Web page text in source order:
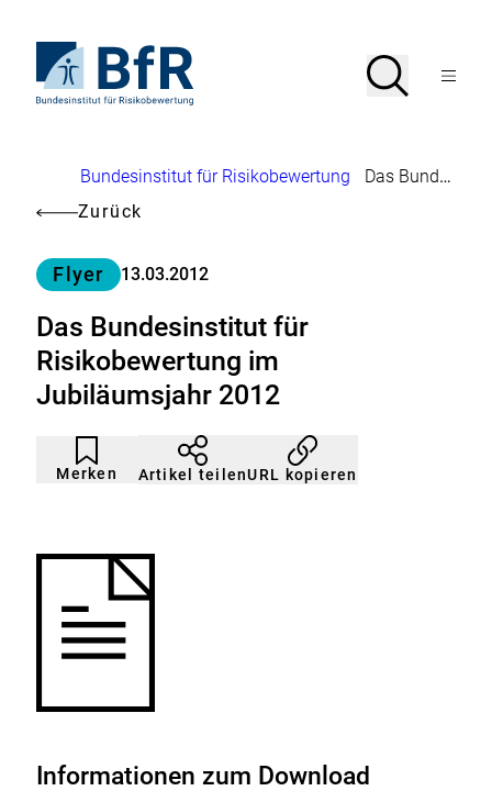
Seiteninhalt
springenStartseite
von
Suche
SucheMenü
Brotkrumennavigation
Bundesinstitut für Risikobewertung
Das Bundesinstitut für Risikobewertung im Jubiläumsjahr 2012
Zurück
Kategorie
Flyer 13.03.2012
Das Bundesinstitut für
Risikobewertung im
Jubiläumsjahr 2012
Merken
Artikel
nicht
gemerkt
Durch
Klicken
der
Artikel teilenURL kopieren
Informationen zum Download